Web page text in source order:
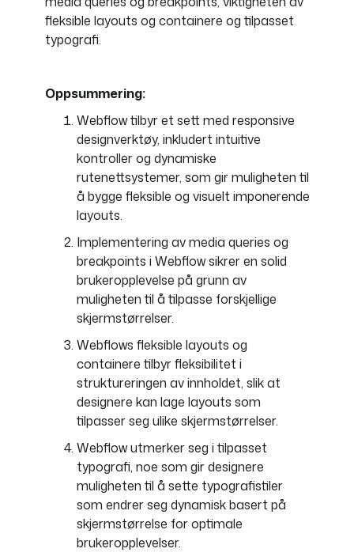
fleksible layouts og containere og tilpasset
typografi.
Oppsummering:
Webflow tilbyr et sett med responsive
designverktøy, inkludert intuitive
kontroller og dynamiske
rutenettsystemer, som gir muligheten til
å bygge fleksible og visuelt imponerende
layouts.
Implementering av media queries og
breakpoints i Webflow sikrer en solid
brukeropplevelse på grunn av
muligheten til å tilpasse forskjellige
skjermstørrelser.
Webflows fleksible layouts og
containere tilbyr fleksibilitet i
struktureringen av innholdet, slik at
designere kan lage layouts som
tilpasser seg ulike skjermstørrelser.
Webflow utmerker seg i tilpasset
typografi, noe som gir designere
muligheten til å sette typografistiler
som endrer seg dynamisk basert på
skjermstørrelse for optimale
brukeropplevelser.